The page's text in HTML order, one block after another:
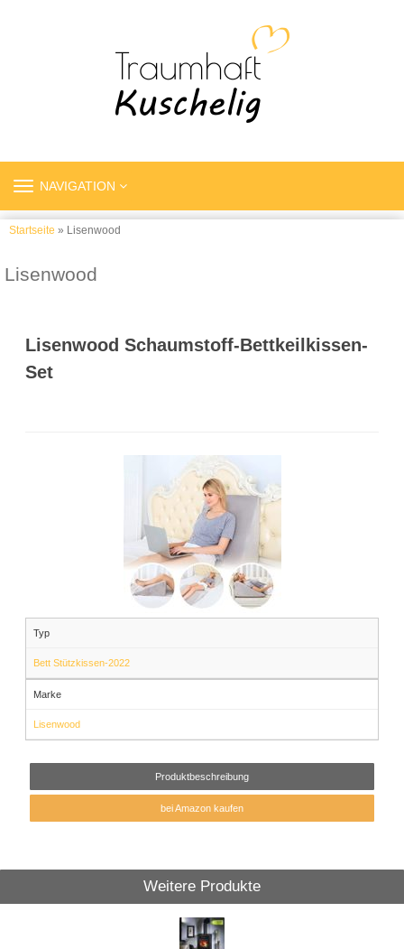
TOGGLE
NAVIGATION
Startseite » Lisenwood
Lisenwood
Lisenwood Schaumstoff-Bettkeilkissen-
Set
Typ
Bett Stützkissen-2022
Marke
Lisenwood
Produktbeschreibung
bei Amazon kaufen
Weitere Produkte